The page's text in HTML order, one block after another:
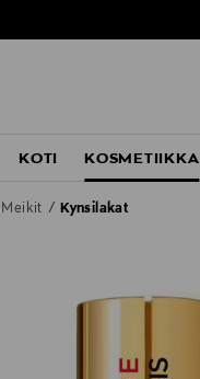
KOTI KOSMETIIKKA
Meikit Kynsilakat